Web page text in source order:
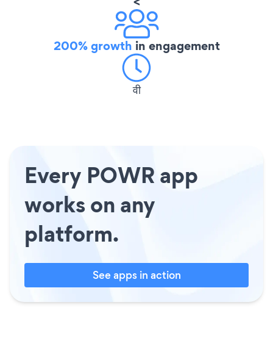
200% growth in engagement
वी
Every POWR app
works on any
platform.
See apps in action